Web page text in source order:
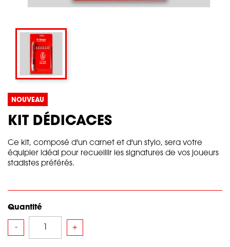
NOUVEAU
KIT DÉDICACES
Ce kit, composé d'un carnet et d'un stylo, sera votre
équipier idéal pour recueillir les signatures de vos joueurs
stadistes préférés.
Quantité
- +